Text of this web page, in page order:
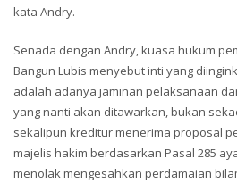
kata Andry.
Senada dengan Andry, kuasa hukum
Bangun Lubis menyebut inti yang
adalah adanya jaminan pelaksanaan
yang nanti akan ditawarkan, bukan
sekalipun kreditur menerima proposal
majelis hakim berdasarkan Pasal 285
menolak mengesahkan perdamaian